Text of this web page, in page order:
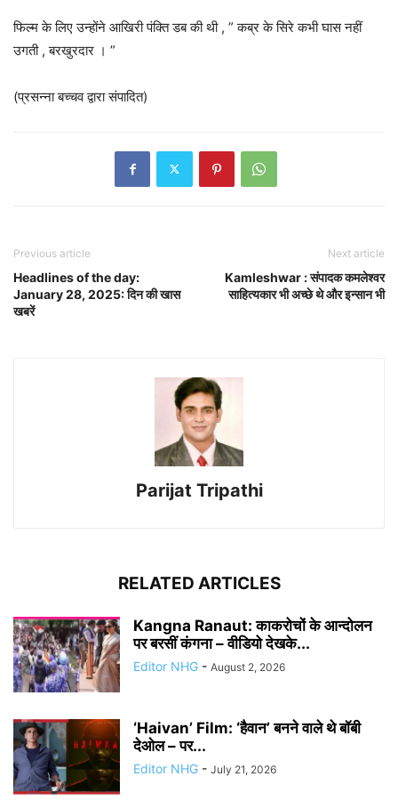
फिल्म के लिए उन्होंने आखिरी पंक्ति डब की थी , ” कब्र के सिरे कभी घास नहीं
उगती , बरखुरदार । ”
(प्रसन्ना बच्चव द्वारा संपादित)
Previous article
Headlines of the day:
January 28, 2025: दिन की खास
खबरें
Next article
Kamleshwar : संपादक कमलेश्वर
साहित्यकार भी अच्छे थे और इन्सान भी
Parijat Tripathi
RELATED ARTICLES
Kangna Ranaut: काकरोचों के आन्दोलन
पर बरसीं कंगना – वीडियो देखके...
Editor NHG - August 2, 2026
‘Haivan’ Film: ‘हैवान’ बनने वाले थे बॉबी
देओल – पर...
Editor NHG - July 21, 2026